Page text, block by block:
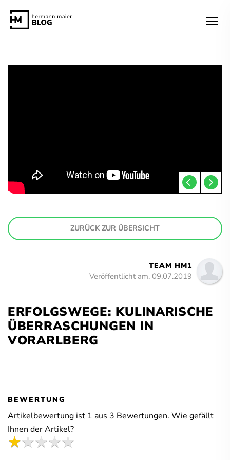
ZURÜCK ZUR ÜBERSICHT
TEAM HM1
Veröffentlicht am, 09.07.2019
ERFOLGSWEGE: KULINARISCHE
ÜBERRASCHUNGEN IN
VORARLBERG
BEWERTUNG
Artikelbewertung ist 1 aus 3 Bewertungen. Wie gefällt
Ihnen der Artikel?